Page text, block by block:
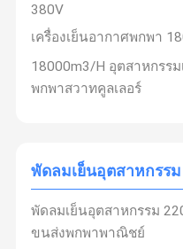
380V
เครื่องเย็นอากาศพกพา
18000m3/H อุตสาหกรร
พกพาสวาทคูลเลอร์
พัดลมเย็นอุตสาหกรรม
พัดลมเย็นอุตสาหกรรม
ขนส่งพกพาพาณิชย์